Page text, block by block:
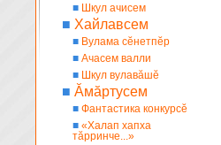
■ Шкул ачисем
■ Хайлавсем
■ Вулама сĕнетпĕр
■ Ачасем валли
■ Шкул вулавăшĕ
■ Ăмăртусем
■ Фантастика конкурсĕ
■ «Халап хапха
тăрринче...»